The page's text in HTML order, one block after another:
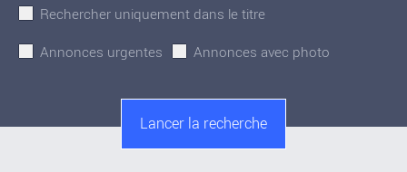
Rechercher uniquement dans le titre
Annonces urgentes
Annonces avec photo